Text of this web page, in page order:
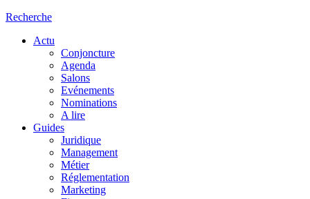
Recherche
Actu
Conjoncture
Agenda
Salons
Evénements
Nominations
A lire
Guides
Juridique
Management
Métier
Réglementation
Marketing